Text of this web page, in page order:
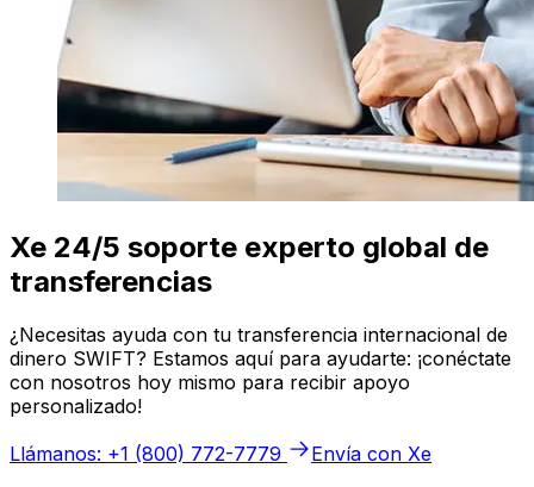
Xe 24/5 soporte experto global de
transferencias
¿Necesitas ayuda con tu transferencia internacional de
dinero SWIFT? Estamos aquí para ayudarte: ¡conéctate
con nosotros hoy mismo para recibir apoyo
personalizado!
Llámanos: +1 (800) 772-7779
Envía con Xe